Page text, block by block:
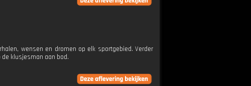
wensen en dromen op elk sportgebied. Verder
de klusjesman aan bod.